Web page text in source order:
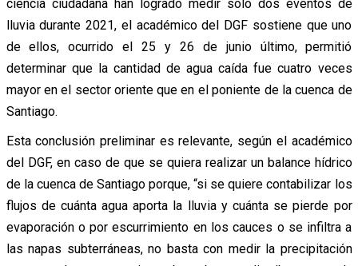
ciencia ciudadana han logrado medir solo dos eventos de
lluvia durante 2021, el académico del DGF sostiene que uno
de ellos, ocurrido el 25 y 26 de junio último, permitió
determinar que la cantidad de agua caída fue cuatro veces
mayor en el sector oriente que en el poniente de la cuenca de
Santiago.
Esta conclusión preliminar es relevante, según el académico
del DGF, en caso de que se quiera realizar un balance hídrico
de la cuenca de Santiago porque, “si se quiere contabilizar los
flujos de cuánta agua aporta la lluvia y cuánta se pierde por
evaporación o por escurrimiento en los cauces o se infiltra a
las napas subterráneas, no basta con medir la precipitación